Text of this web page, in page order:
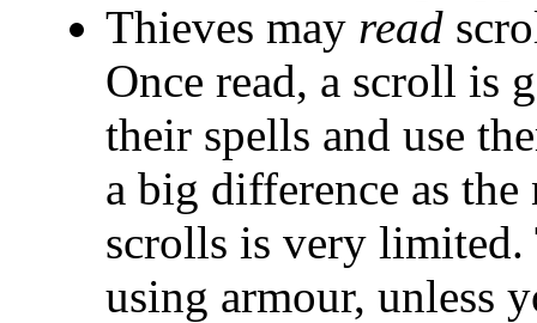
Thieves may read
Once read, a scroll is
their spells and use
a big difference as
scrolls is very limited.
using armour, unless